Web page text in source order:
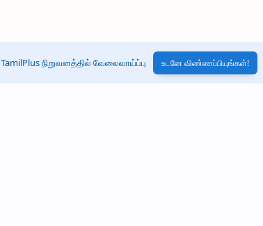
TamilPlus நிறுவனத்தில் வேலைவாய்ப்பு உடனே விண்ணப்பியுங்கள்!